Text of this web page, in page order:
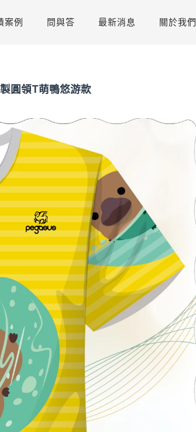
案例 問與答 最新消息 關於我們
圓領T萌鴨悠游款